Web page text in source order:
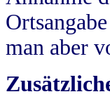
man aber